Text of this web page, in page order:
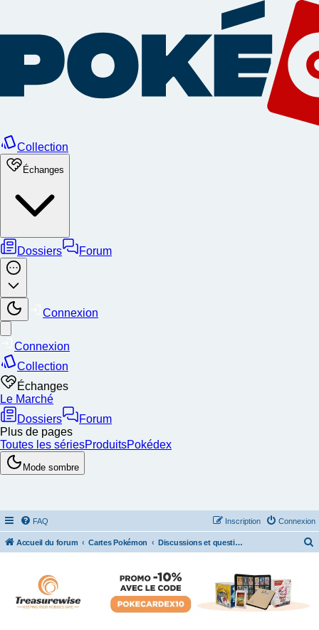
FAQ Connexion
Inscription
Accueil du forum Cartes Pokémon Discussions et questions de collection